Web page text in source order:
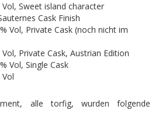
Sweet island character
Cask Finish
Vol, Private Cask (noch nicht im
Private Cask, Austrian Edition
Vol, Single Cask
alle torfig, wurden folgende